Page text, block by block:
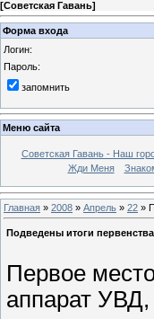
[Советская Гавань]
Форма входа
Логин:
Пароль:
запомнить
Меню сайта
Советская Гавань - Наш
Жди Меня
Главная » 2008 » Апрель » 22 »
Подведены итоги
Первое
аппарат УВД,